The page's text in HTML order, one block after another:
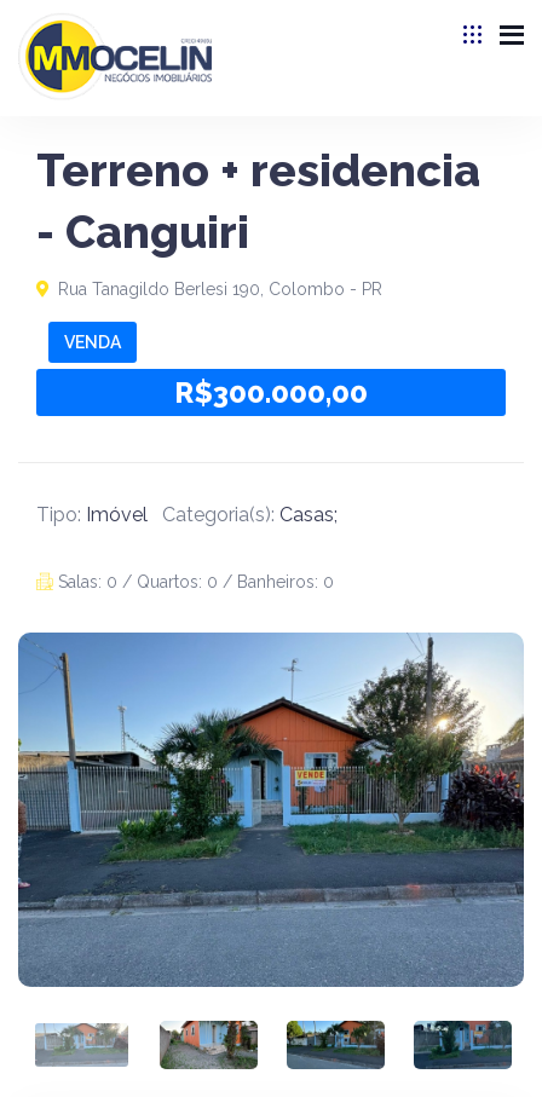
Terreno + residencia
- Canguiri
Rua Tanagildo Berlesi 190, Colombo - PR
VENDA
R$300.000,00
Tipo: Imóvel Categoria(s): Casas;
Salas: 0 / Quartos: 0 / Banheiros: 0